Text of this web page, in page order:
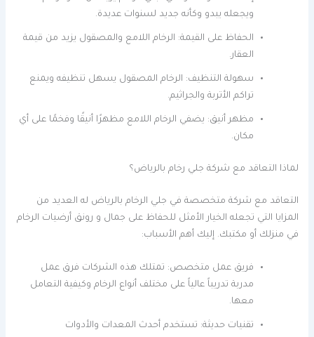
ويجعله يبدو وكأنه جديد لسنوات عديدة.
الحفاظ على القيمة: الرخام اللامع والمصقول يزيد من قيمة
العقار.
سهولة التنظيف: الرخام المصقول يسهل تنظيفه ويمنع
تراكم الأتربة والجراثيم.
مظهر أنيق: يضفي الرخام اللامع مظهرًا أنيقًا وفخمًا على أي
مكان.
لماذا التعاقد مع شركة جلي رخام بالرياض؟
التعاقد مع شركة متخصصة في جلي الرخام بالرياض له العديد من
المزايا التي تجعله الخيار الأمثل للحفاظ على جمال و رونق أرضيات الرخام
في منزلك أو مكتبك. إليك أهم الأسباب:
فريق عمل متخصص: تمتلك هذه الشركات فرق عمل
مدربة تدريباً عالياً على مختلف أنواع الرخام وكيفية التعامل
معها.
تقنيات حديثة: تستخدم أحدث المعدات والأدوات